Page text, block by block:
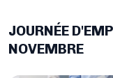
JOURNÉE
NOVEMBRE